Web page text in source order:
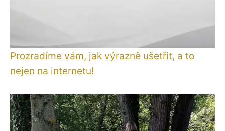
Prozradíme vám, jak výrazně ušetřit, a to
nejen na internetu!